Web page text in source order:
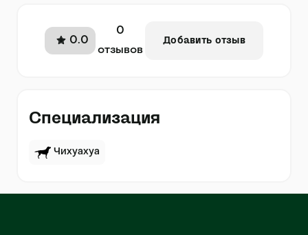
0.0
0
отзывов
Добавить отзыв
Специализация
Чихуахуа